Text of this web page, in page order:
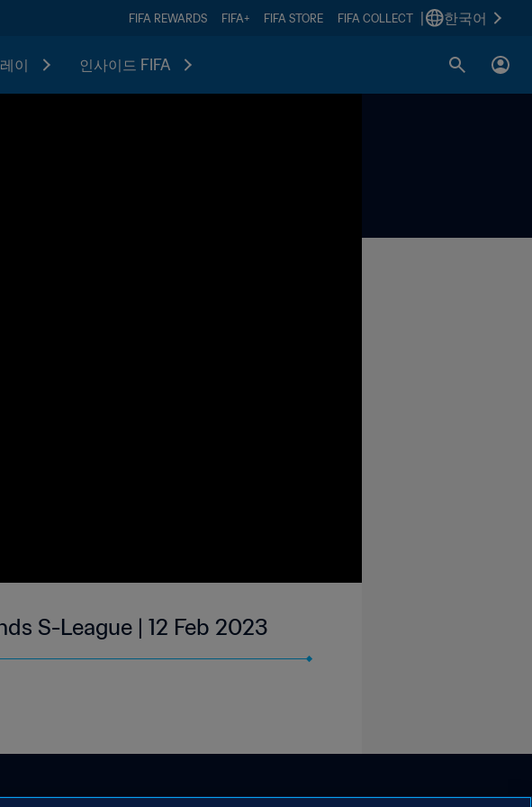
FIFA REWARDS FIFA+ FIFA STORE FIFA COLLECT 한국어
이 인사이드 FIFA
S-League | 12 Feb 2023